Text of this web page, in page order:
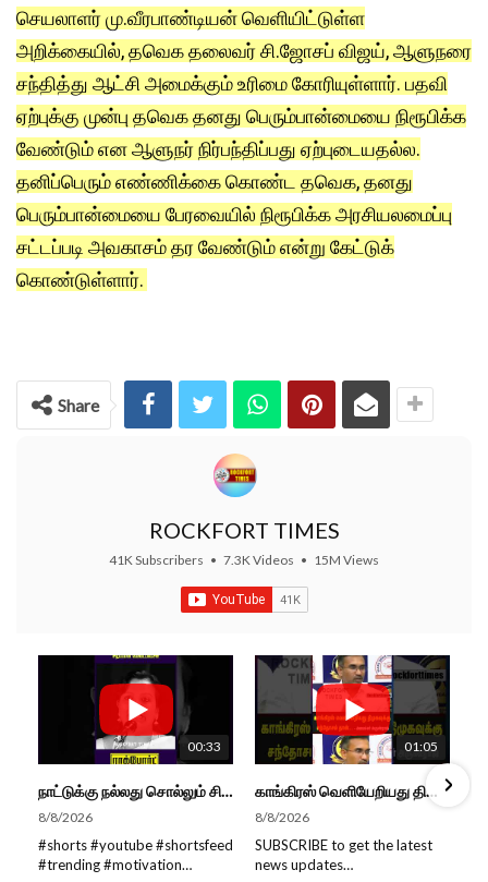
செயலாளர் மு.வீரபாண்டியன் வெளியிட்டுள்ள
அறிக்கையில், தவெக தலைவர் சி.ஜோசப் விஜய், ஆளுநரை
சந்தித்து ஆட்சி அமைக்கும் உரிமை கோரியுள்ளார். பதவி
ஏற்புக்கு முன்பு தவெக தனது பெரும்பான்மையை நிரூபிக்க
வேண்டும் என ஆளுநர் நிர்பந்திப்பது ஏற்புடையதல்ல.
தனிப்பெரும் எண்ணிக்கை கொண்ட தவெக, தனது
பெரும்பான்மையை பேரவையில் நிரூபிக்க அரசியலமைப்பு
சட்டப்படி அவகாசம் தர வேண்டும் என்று கேட்டுக்
கொண்டுள்ளார்.
Share
ROCKFORT TIMES
41K Subscribers • 7.3K Videos • 15M Views
00:33
நாட்டுக்கு நல்லது சொல்லும் சிறப்பான மேடைப்பேச்சு... #shorts #subscribe #video
8/8/2026
#shorts #youtube #shortsfeed
#trending #motivation
01:05
காங்கிரஸ் வெளியேறியது திமுகவுக்கு சந்தோசம் தான்... - அமைச்சர் அருண்ராஜ்
8/8/2026
SUBSCRIBE to get the latest
news updates